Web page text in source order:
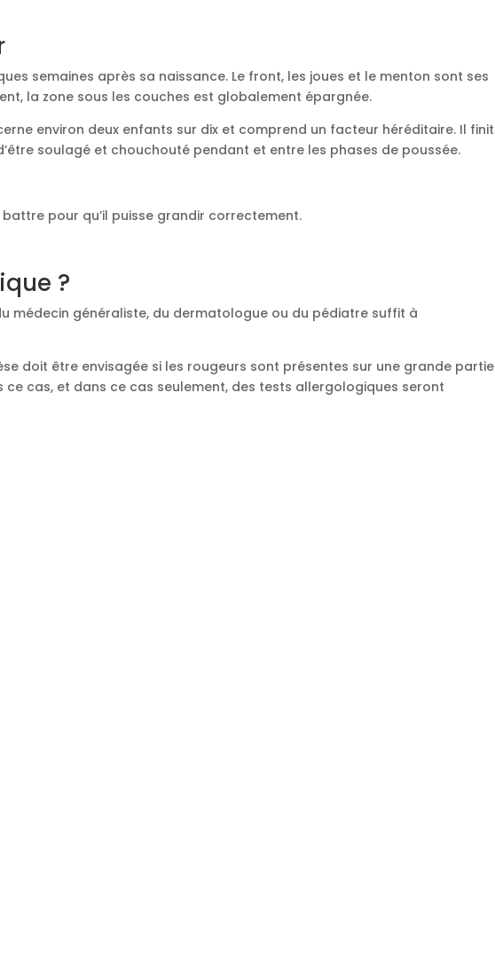
semaines après sa naissance. Le front, les joues et le menton sont ses
la zone sous les couches est globalement épargnée.
environ deux enfants sur dix et comprend un facteur héréditaire. Il finit
soulagé et chouchouté pendant et entre les phases de poussée.
pour qu’il puisse grandir correctement.
?
médecin généraliste, du dermatologue ou du pédiatre suffit à
doit être envisagée si les rougeurs sont présentes sur une grande partie
cas, et dans ce cas seulement, des tests allergologiques seront